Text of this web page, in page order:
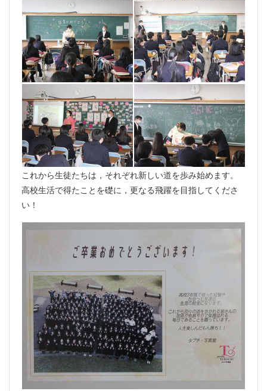
これから生徒たちは，それぞれ新しい道を歩み始めます。
高校生活で得たことを礎に，更なる飛躍を目指してくださ
い！